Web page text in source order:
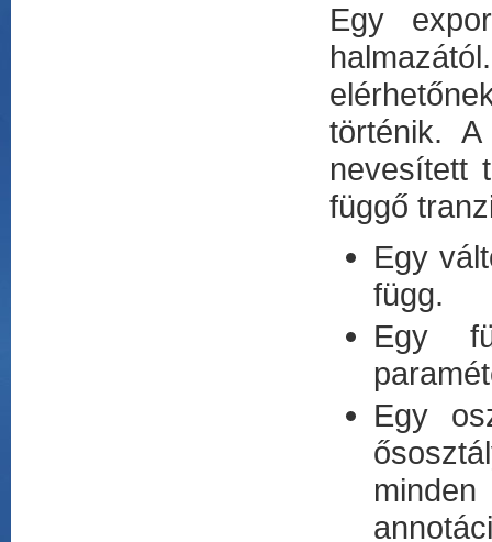
Egy
történik.
nevesített
függő
Egy
függ.
Egy
Egy